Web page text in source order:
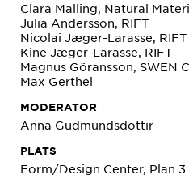
Clara Malling, Natural
Julia Andersson, RIFT
Nicolai Jæger-Larasse, RIFT
Kine Jæger-Larasse, RIFT
Magnus Göransson, SWEN
Max Gerthel
MODERATOR
Anna Gudmundsdottir
PLATS
Form/Design Center, Plan 3